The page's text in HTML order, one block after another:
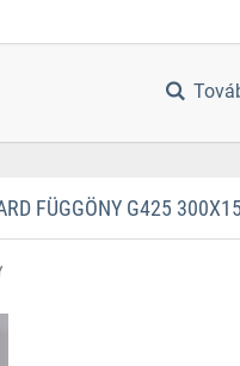
FÜGGÖNY G425